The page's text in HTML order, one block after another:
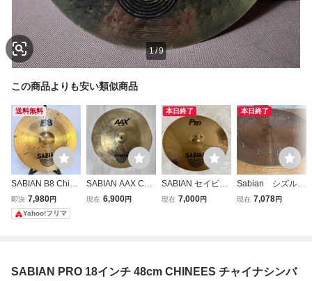
1/9
この商品よりも安い類似商品
送料無料
SABIAN B8 Chine
se 18インチ チャ
イナシンバル 割れ
ヒビなし
即決 7,980円
Yahoo!フリマ
SABIAN AAX Chin
ese 18”/46cm cym
現在 6,900円
本日終了
SABIAN セイビア
ン シンバル PRO
現在 7,000円
本日終了
Sabian シズルシ
ンバル １８イン
現在 7,078円
SABIAN PRO 18インチ 48cm CHINEES チャイナシンバ